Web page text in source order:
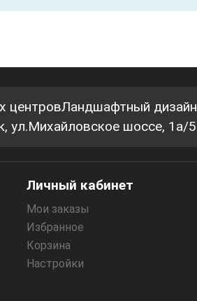
центровЛандшафтный дизайн
ул.Михайловское шоссе, 1а/5
Личный кабинет
Мои заказы
Избранное
Корзина
Настройки